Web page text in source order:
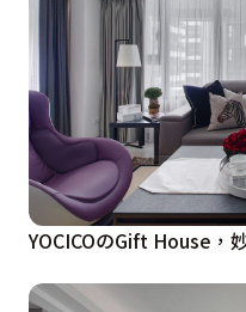
YOCICOのGift House，